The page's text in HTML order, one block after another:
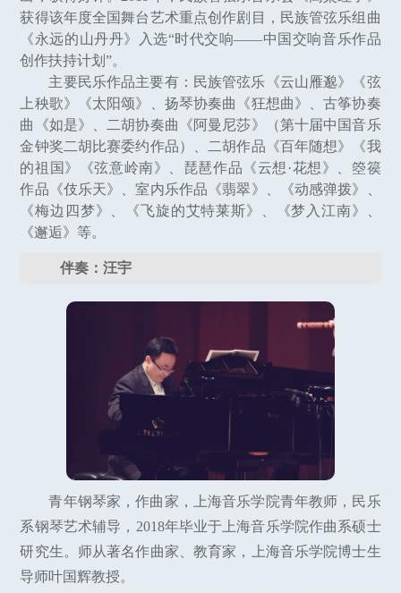
获得该年度全国舞台艺术重点创作剧目，民族管弦乐组曲
《永远的山丹丹》入选“时代交响——中国交响音乐作品
创作扶持计划”。
主要民乐作品主要有：民族管弦乐《云山雁邈》《弦
上秧歌》《太阳颂》、扬琴协奏曲《狂想曲》、古筝协奏
曲《如是》、二胡协奏曲《阿曼尼莎》（第十届中国音乐
金钟奖二胡比赛委约作品）、二胡作品《百年随想》《我
的祖国》《弦意岭南》、琵琶作品《云想·花想》、箜篌
作品《伎乐天》、室内乐作品《翡翠》、《动感弹拨》、
《梅边四梦》、《飞旋的艾特莱斯》、《梦入江南》、
《邂逅》等。
伴奏：汪宇
青年钢琴家，作曲家，上海音乐学院青年教师，民乐
系钢琴艺术辅导，2018年毕业于上海音乐学院作曲系硕士
研究生。师从著名作曲家、教育家，上海音乐学院博士生
导师叶国辉教授。